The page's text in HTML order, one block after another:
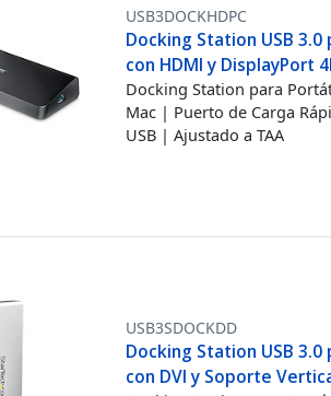
USB3DOCKHDPC
Docking Station USB
con HDMI y DisplayPort
Docking Station para
Mac | Puerto de Carga
USB | Ajustado a TAA
USB3SDOCKDD
Docking Station USB
con DVI y Soporte